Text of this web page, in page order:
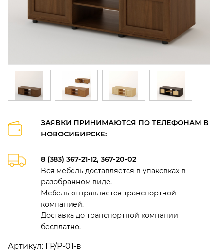
ЗАЯВКИ ПРИНИМАЮТСЯ ПО ТЕЛЕФОНАМ В
НОВОСИБИРСКЕ:
8 (383) 367-21-12, 367-20-02
Вся мебель доставляется в упаковках в
разобранном виде.
Мебель отправляется транспортной
компанией.
Доставка до транспортной компании
бесплатно.
Артикул: ГР/Р-01-в